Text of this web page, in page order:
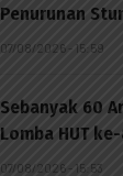
Penurunan
07/08/2026 - 15:59
Sebanyak 60
Lomba HUT
07/08/2026 - 15:53